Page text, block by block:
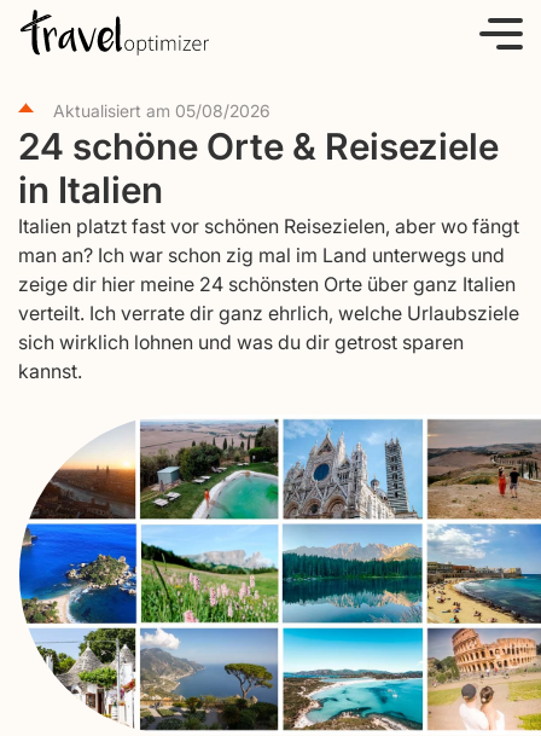
Aktualisiert am 05/08/2026
24 schöne Orte & Reiseziele
in Italien
Italien platzt fast vor schönen Reisezielen, aber wo fängt
man an? Ich war schon zig mal im Land unterwegs und
zeige dir hier meine 24 schönsten Orte über ganz Italien
verteilt. Ich verrate dir ganz ehrlich, welche Urlaubsziele
sich wirklich lohnen und was du dir getrost sparen
kannst.